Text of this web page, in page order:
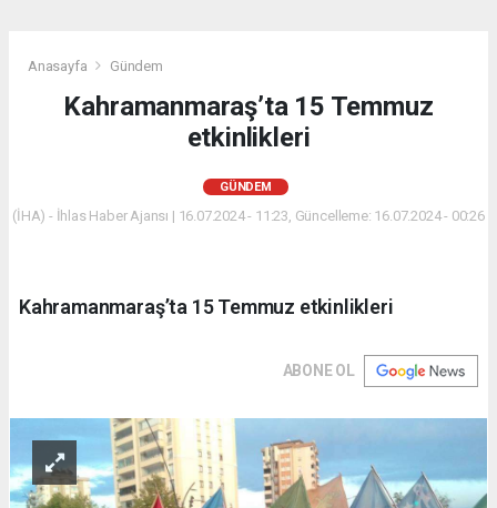
Anasayfa Gündem
Kahramanmaraş’ta 15 Temmuz
etkinlikleri
GÜNDEM
(İHA) - İhlas Haber Ajansı | 16.07.2024 - 11:23, Güncelleme: 16.07.2024 - 00:26
Kahramanmaraş’ta 15 Temmuz etkinlikleri
ABONE OL